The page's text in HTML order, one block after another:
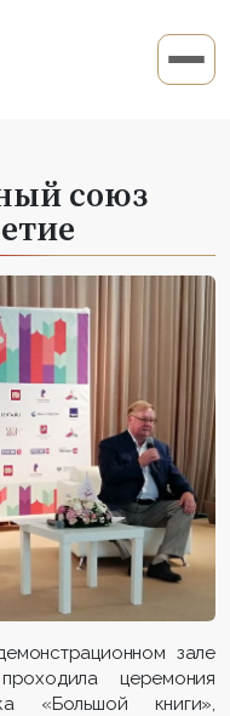
союз
зале
церемония
«Большой книги»,